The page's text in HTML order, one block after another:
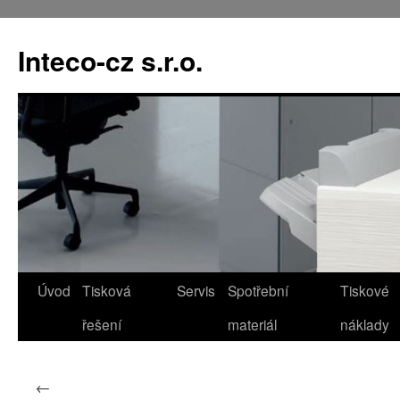
obsahu
webu
Inteco-cz s.r.o.
Úvod
Tisková
řešení
Servis
Spotřební
materiál
Tiskové
náklady
←